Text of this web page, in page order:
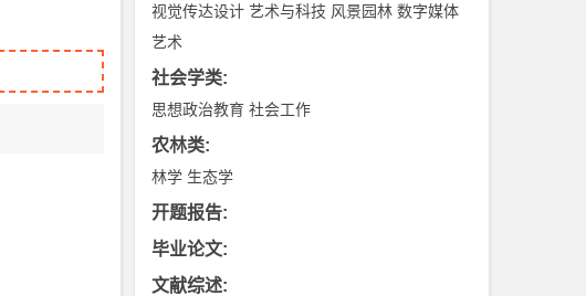
视觉传达设计 艺术与科技 风景园林 数字媒体
艺术
社会学类:
思想政治教育 社会工作
农林类:
林学 生态学
开题报告:
毕业论文:
文献综述: